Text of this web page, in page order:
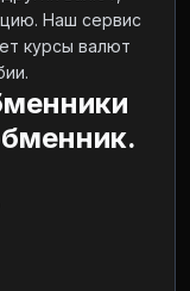
курсы валют